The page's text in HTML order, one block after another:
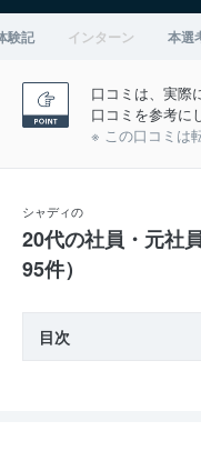
験記 インターン 本選
口コミは、実際
口コミを参考に
※ この口コミは
シャディの
20代の社員・元社
95件）
目次